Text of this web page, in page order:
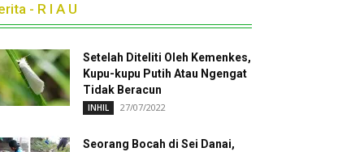
- R I A U
Setelah Diteliti Oleh Kemenkes,
Kupu-kupu Putih Atau Ngengat
Tidak Beracun
INHIL 27/07/2022
Seorang Bocah di Sei Danai,